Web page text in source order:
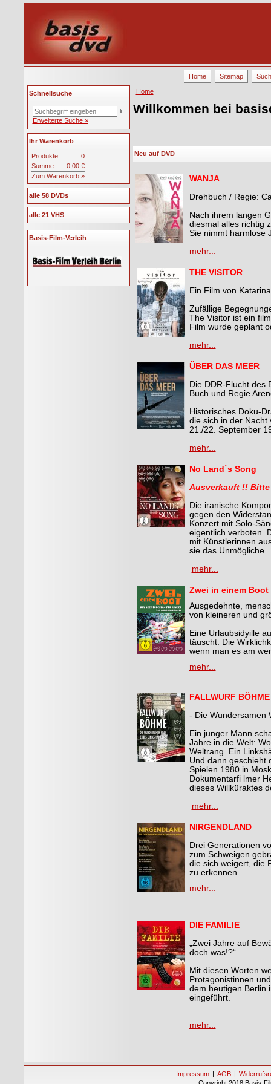
Home Sitemap
Schnellsuche
Erweiterte Suche »
Ihr Warenkorb
Produkte:
0
Summe:
0,00 €
Zum Warenkorb »
alle 58 DVDs
alle 21 VHS
Basis-Film-Verleih
Home
Willkommen bei
Neu auf DVD
WANJA
Drehbuch / Regie:
Nach ihrem langen
diesmal alles richtig
Sie nimmt harmlose
mehr...
THE VISITOR
Ein Film von
Zufällige
The Visitor ist ein
Film wurde geplant
mehr...
ÜBER DAS MEER
Die DDR-Flucht des
Buch und Regie
Historisches Doku-
die sich in der Nacht
21./22. September
mehr...
No Land´s Song
Ausverkauft !!
Die iranische
gegen den
Konzert mit Solo-
eigentlich verboten.
mit Künstlerinnen
sie das Unmögliche...
mehr...
Zwei in einem Boot
Ausgedehnte,
von kleineren und
Eine Urlaubsidyille
täuscht. Die
wenn man es am
mehr...
FALLWURF BÖHME
- Die Wundersamen
Ein junger Mann
Jahre in die Welt:
Weltrang. Ein
Und dann geschieht
Spielen 1980 in
Dokumentarfi lmer
dieses Willküraktes
mehr...
NIRGENDLAND
Drei Generationen
zum Schweigen
die sich weigert, die
zu erkennen.
mehr...
DIE FAMILIE
„Zwei Jahre auf
doch was!?“
Mit diesen Worten
Protagonistinnen
dem heutigen Berlin
eingeführt.
mehr...
Impressum | AGB |